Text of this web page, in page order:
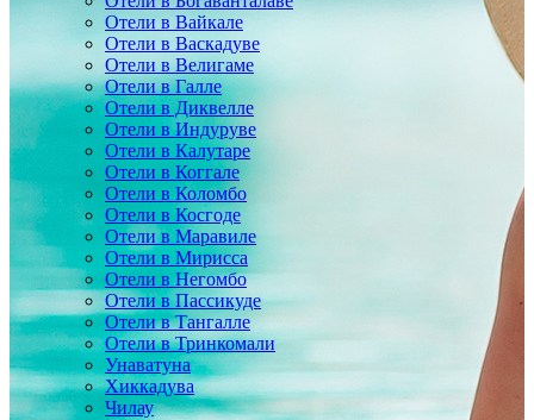
Отели в Вайкале
Отели в Васкадуве
Отели в Велигаме
Отели в Галле
Отели в Диквелле
Отели в Индуруве
Отели в Калутаре
Отели в Коггале
Отели в Коломбо
Отели в Косгоде
Отели в Маравиле
Отели в Мирисса
Отели в Негомбо
Отели в Пассикуде
Отели в Тангалле
Отели в Тринкомали
Унаватуна
Хиккадува
Чилау